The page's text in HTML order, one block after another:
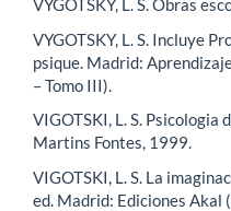
VYGOTSKY, L. S. Obras
VYGOTSKY, L. S. Incluye
psique. Madrid:
– Tomo III).
VIGOTSKI, L. S. Psicologia
Martins Fontes, 1999.
VIGOTSKI, L. S. La
ed. Madrid: Ediciones Akal